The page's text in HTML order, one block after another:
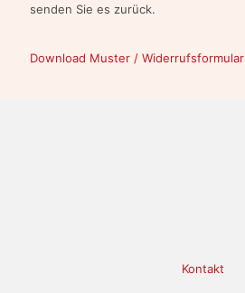
senden Sie es zurück.
Download Muster / Widerrufsformular
Kontakt